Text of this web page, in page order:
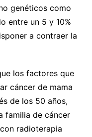
genéticos como
entre un 5 y 10%
a contraer la
los factores que
cáncer de mama
de los 50 años,
familia de cáncer
radioterapia